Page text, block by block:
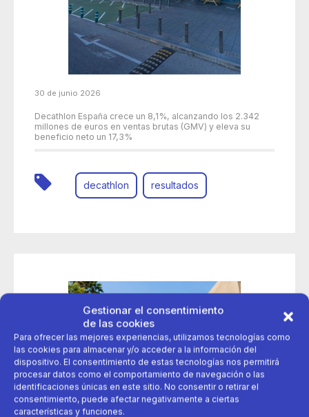
Gestionar el consentimiento
de las cookies
Para ofrecer las mejores experiencias, utilizamos tecnologías como
las cookies para almacenar y/o acceder a la información del
dispositivo. El consentimiento de estas tecnologías nos permitirá
procesar datos como el comportamiento de navegación o las
identificaciones únicas en este sitio. No consentir o retirar el
consentimiento, puede afectar negativamente a ciertas
características y funciones.
30 de junio 2026
Decathlon España crece un 8,1%, alcanzando los 2.342
millones de euros en ventas brutas (GMV) y eleva su
beneficio neto un 17,3%
decathlon resultados